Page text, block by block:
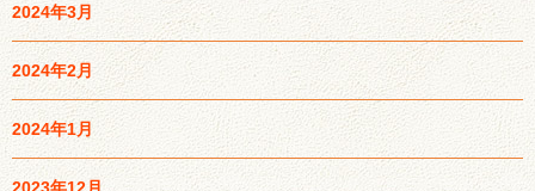
2024年3月
2024年2月
2024年1月
2023年12月